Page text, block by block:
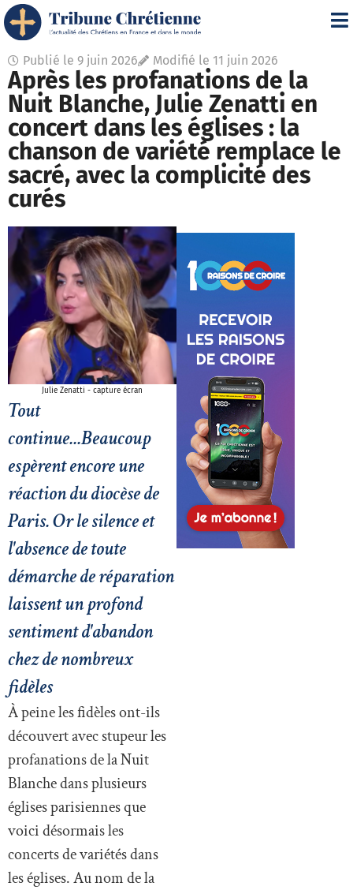
Publié le 9 juin 2026 Modifié le 11 juin 2026
Après les profanations de la
Nuit Blanche, Julie Zenatti en
concert dans les églises : la
chanson de variété remplace le
sacré, avec la complicité des
curés
Julie Zenatti - capture écran
Tout
continue...Beaucoup
espèrent encore une
réaction du diocèse de
Paris. Or le silence et
l'absence de toute
démarche de réparation
laissent un profond
sentiment d'abandon
chez de nombreux
fidèles
À peine les fidèles ont-ils
découvert avec stupeur les
profanations de la Nuit
Blanche dans plusieurs
églises parisiennes que
voici désormais les
concerts de variétés dans
les églises. Au nom de la